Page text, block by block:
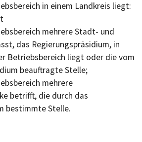
in einem Landkreis liegt:
mehrere Stadt- und
das Regierungspräsidium, in
Betriebsbereich liegt oder die vom
beauftragte Stelle;
mehrere
betrifft, die durch das
bestimmte Stelle.